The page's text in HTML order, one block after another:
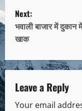
Next:
भवाली बाजार में
खाक
Leave a Reply
Your email